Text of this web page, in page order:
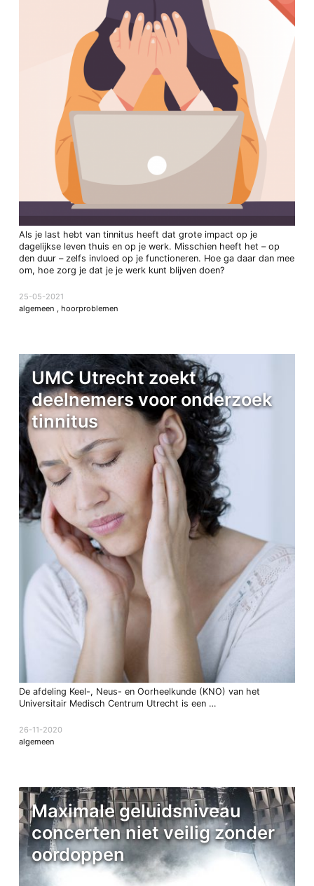
Als je last hebt van tinnitus heeft dat grote impact op je
dagelijkse leven thuis en op je werk. Misschien heeft het – op
den duur – zelfs invloed op je functioneren. Hoe ga daar dan mee
om, hoe zorg je dat je je werk kunt blijven doen?
25-05-2021
algemeen , hoorproblemen
UMC Utrecht zoekt
deelnemers voor onderzoek
tinnitus
De afdeling Keel-, Neus- en Oorheelkunde (KNO) van het
Universitair Medisch Centrum Utrecht is een …
26-11-2020
algemeen
Maximale geluidsniveau
concerten niet veilig zonder
oordoppen